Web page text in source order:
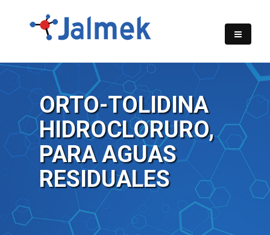
ORTO-TOLIDINA
HIDROCLORURO,
PARA AGUAS
RESIDUALES